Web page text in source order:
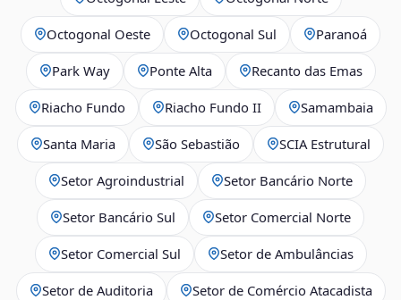
Octogonal Oeste Octogonal Sul Paranoá
Park Way Ponte Alta Recanto das Emas
Riacho Fundo Riacho Fundo II Samambaia
Santa Maria São Sebastião SCIA Estrutural
Setor Agroindustrial Setor Bancário Norte
Setor Bancário Sul Setor Comercial Norte
Setor Comercial Sul Setor de Ambulâncias
Setor de Auditoria Setor de Comércio Atacadista